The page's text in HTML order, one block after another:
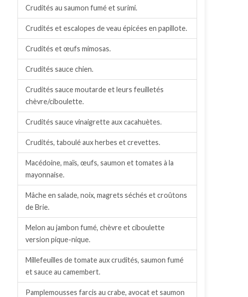
Crudités au saumon fumé et surimi.
Crudités et escalopes de veau épicées en papillote.
Crudités et œufs mimosas.
Crudités sauce chien.
Crudités sauce moutarde et leurs feuilletés
chèvre/ciboulette.
Crudités sauce vinaigrette aux cacahuètes.
Crudités, taboulé aux herbes et crevettes.
Macédoine, maïs, œufs, saumon et tomates à la
mayonnaise.
Mâche en salade, noix, magrets séchés et croûtons
de Brie.
Melon au jambon fumé, chèvre et ciboulette
version pique-nique.
Millefeuilles de tomate aux crudités, saumon fumé
et sauce au camembert.
Pamplemousses farcis au crabe, avocat et saumon